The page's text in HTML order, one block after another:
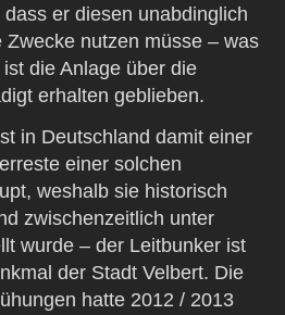
er diesen unabdinglich
nutzen müsse – was
die Anlage über die
erhalten geblieben.
in Deutschland damit einer
einer solchen
weshalb sie historisch
zwischenzeitlich unter
wurde – der Leitbunker ist
der Stadt Velbert. Die
hatte 2012 / 2013